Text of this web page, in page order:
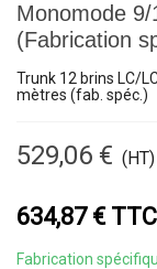
Monomode
(Fabrication
Trunk 12 brins LC/
mètres (fab. spéc.)
529,06 € (HT)
634,87 € TTC
Fabrication